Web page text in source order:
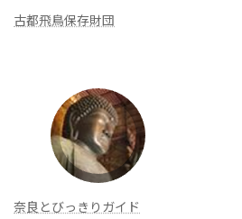
古都飛鳥保存財団
奈良とびっきりガイド